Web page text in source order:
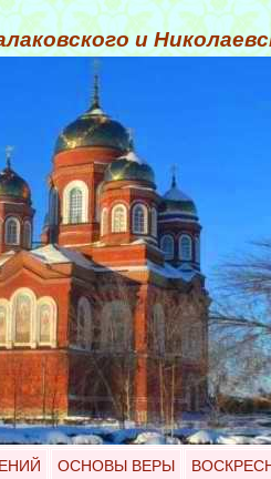
и
ОСНОВЫ ВЕРЫ